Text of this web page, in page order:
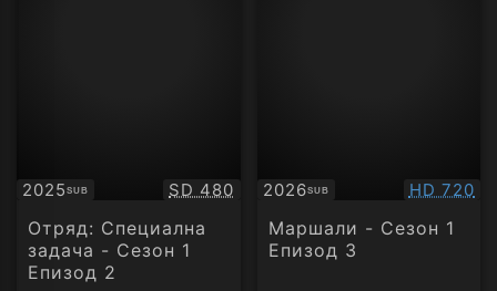
2025SUB
Субтитри Качество:
SD 480
Отряд: Специална
задача - Сезон 1
Епизод 2
2026SUB
Субтитри HD 720
Маршали - Сезон 1
Епизод 3